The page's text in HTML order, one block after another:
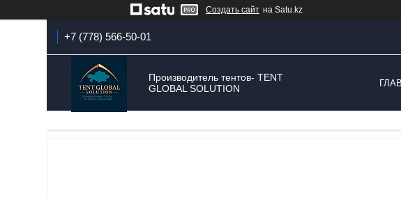
Создать сайт на Satu.kz
+7 (778) 566-50-01
Производитель тентов- TENT
GLOBAL SOLUTION